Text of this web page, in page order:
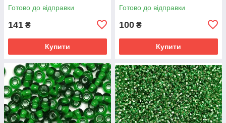
Готово до відправки
141 ₴
Купити
Готово до відправки
100 ₴
Купити